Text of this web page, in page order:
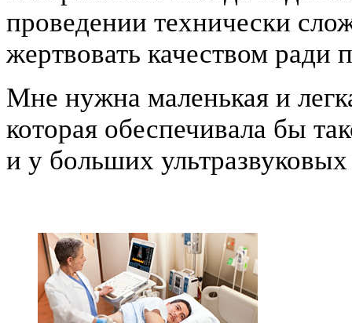
проведении технически
жертвовать качеством ради
Мне нужна маленькая и
которая обеспечивала бы
и у больших